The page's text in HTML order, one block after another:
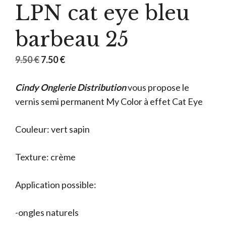
LPN cat eye bleu
barbeau 25
9.50€Le
initial
était :
7.50€Le
actuel
est :
Cindy Onglerie Distributionvous propose le
vernis semi permanent My Color à effet Cat Eye
Couleur: vert sapin
Texture: crème
Application possible:
-ongles naturels